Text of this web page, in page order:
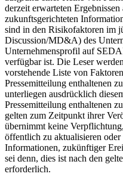
derzeit erwarteten
zukunftsgerichteten
sind in den Risikofaktoren im
Discussion/MD&A) des
Unternehmensprofil auf
verfügbar ist. Die Leser
vorstehende Liste von
Pressemitteilung enthaltenen
unterliegen ausdrücklich
Pressemitteilung enthaltenen
gelten zum Zeitpunkt ihrer
übernimmt keine
öffentlich zu aktualisieren
Informationen, zukünftiger
sei denn, dies ist nach den
erforderlich.